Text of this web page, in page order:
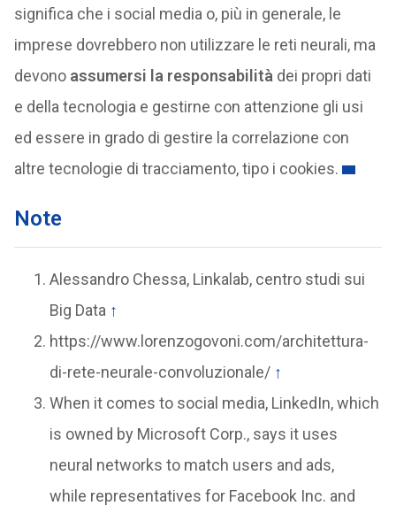
significa che i social media o, più in generale, le
imprese dovrebbero non utilizzare le reti neurali, ma
devono assumersi la responsabilità dei propri dati
e della tecnologia e gestirne con attenzione gli usi
ed essere in grado di gestire la correlazione con
altre tecnologie di tracciamento, tipo i cookies.
Note
Alessandro Chessa, Linkalab, centro studi sui
Big Data ↑
https://www.lorenzogovoni.com/architettura-
di-rete-neurale-convoluzionale/ ↑
When it comes to social media, LinkedIn, which
is owned by Microsoft Corp., says it uses
neural networks to match users and ads,
while representatives for Facebook Inc. and